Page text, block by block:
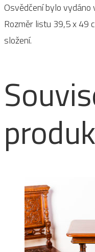
Osvědčení bylo
Rozměr listu 39,5 x 49
složení.